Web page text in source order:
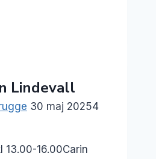
Lindevall
30 maj 20254
13.00-16.00Carin